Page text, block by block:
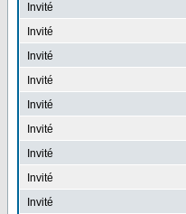
Invité
Invité
Invité
Invité
Invité
Invité
Invité
Invité
Invité